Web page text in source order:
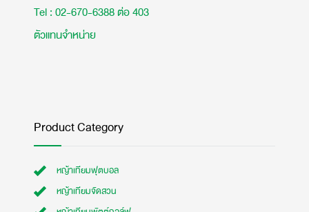
Tel : 02-670-6388 ต่อ 403
ตัวแทนจำหน่าย
Product Category
หญ้าเทียมฟุตบอล
หญ้าเทียมจัดสวน